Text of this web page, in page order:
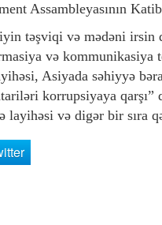
Assambleyasının
təşviqi və mədəni irsin
və kommunikasiya
Asiyada səhiyyə
korrupsiyaya qarşı”
layihəsi və digər bir sıra